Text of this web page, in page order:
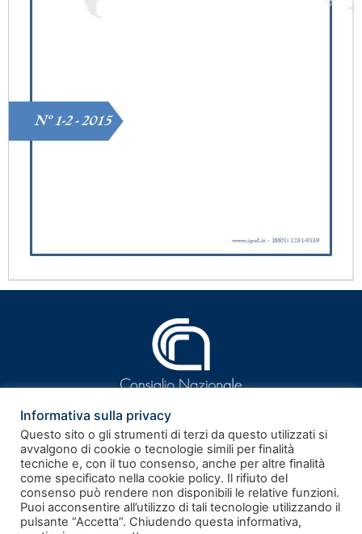
Rivista telematica – Registrazione al Tribunale di Roma n.
ISSN 2281-9339
Informativa sulla privacy
Questo sito o gli strumenti di terzi da questo utilizzati si
avvalgono di cookie o tecnologie simili per finalità
tecniche e, con il tuo consenso, anche per altre finalità
come specificato nella cookie policy. Il rifiuto del
consenso può rendere non disponibili le relative funzioni.
Puoi acconsentire all’utilizzo di tali tecnologie utilizzando il
pulsante “Accetta”. Chiudendo questa informativa,